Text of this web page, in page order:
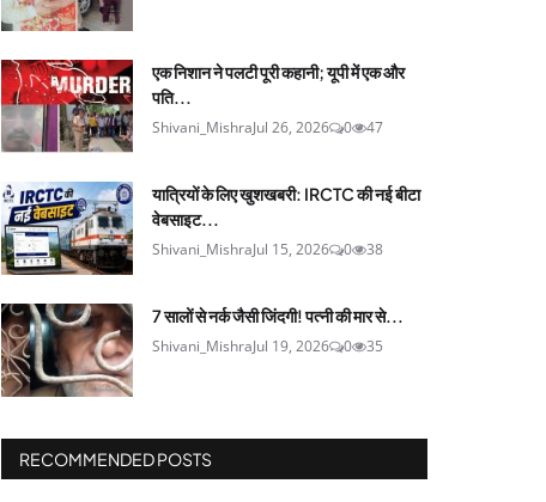
एक निशान ने पलटी पूरी कहानी; यूपी में एक और
पति...
Shivani_MishraJul 26, 2026 0 47
यात्रियों के लिए खुशखबरी: IRCTC की नई बीटा
वेबसाइट...
Shivani_MishraJul 15, 2026 0 38
7 सालों से नर्क जैसी जिंदगी! पत्नी की मार से...
Shivani_MishraJul 19, 2026 0 35
RECOMMENDED POSTS